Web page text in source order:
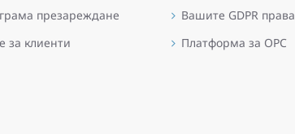
презареждане
за клиенти
Вашите GDPR права
Платформа за OPC